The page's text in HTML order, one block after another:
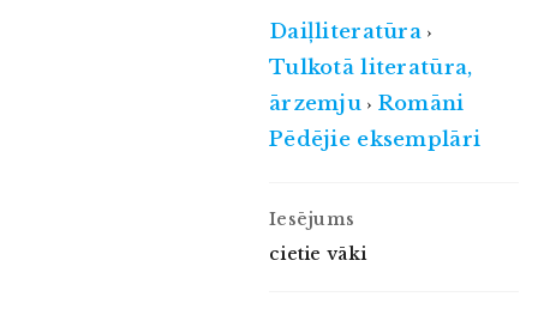
Daiļliteratūra ›
Tulkotā literatūra,
ārzemju › Romāni
Pēdējie eksemplāri
Iesējums
cietie vāki